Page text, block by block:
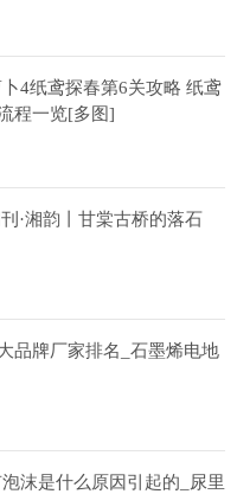
纸鸢探春第6关攻略 纸鸢
程一览[多图]
·湘韵丨甘棠古桥的落石
品牌厂家排名_石墨烯电地
沫是什么原因引起的_尿里